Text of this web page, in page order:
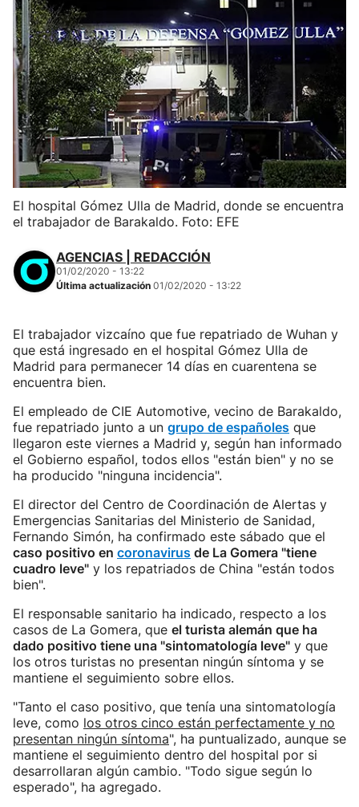
El hospital Gómez Ulla de Madrid, donde se encuentra
el trabajador de Barakaldo. Foto: EFE
AGENCIAS | REDACCIÓN
01/02/2020 - 13:22
Última actualización 01/02/2020 - 13:22
El trabajador vizcaíno que fue repatriado de Wuhan y
que está ingresado en el hospital Gómez Ulla de
Madrid para permanecer 14 días en cuarentena se
encuentra bien.
El empleado de CIE Automotive, vecino de Barakaldo,
fue repatriado junto a un grupo de españoles que
llegaron este viernes a Madrid y, según han informado
el Gobierno español, todos ellos "están bien" y no se
ha producido "ninguna incidencia".
El director del Centro de Coordinación de Alertas y
Emergencias Sanitarias del Ministerio de Sanidad,
Fernando Simón, ha confirmado este sábado que el
caso positivo en coronavirus de La Gomera "tiene
cuadro leve" y los repatriados de China "están todos
bien".
El responsable sanitario ha indicado, respecto a los
casos de La Gomera, que el turista alemán que ha
dado positivo tiene una "sintomatología leve" y que
los otros turistas no presentan ningún síntoma y se
mantiene el seguimiento sobre ellos.
"Tanto el caso positivo, que tenía una sintomatología
leve, como los otros cinco están perfectamente y no
presentan ningún síntoma", ha puntualizado, aunque se
mantiene el seguimiento dentro del hospital por si
desarrollaran algún cambio. "Todo sigue según lo
esperado", ha agregado.